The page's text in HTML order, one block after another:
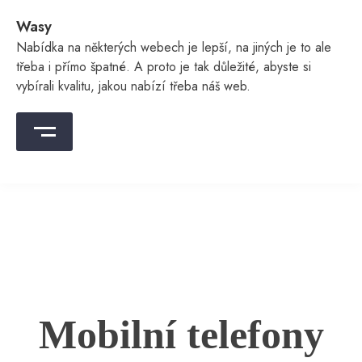
content
Wasy
Nabídka na některých webech je lepší, na jiných je to ale
třeba i přímo špatné. A proto je tak důležité, abyste si
vybírali kvalitu, jakou nabízí třeba náš web.
Mobilní telefony